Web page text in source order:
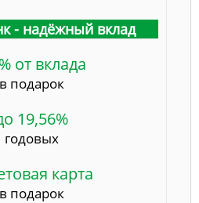
- надёжный вклад
от вклада
в подарок
19,56%
годовых
карта
в подарок